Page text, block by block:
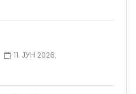
11. ЈУН 2026.